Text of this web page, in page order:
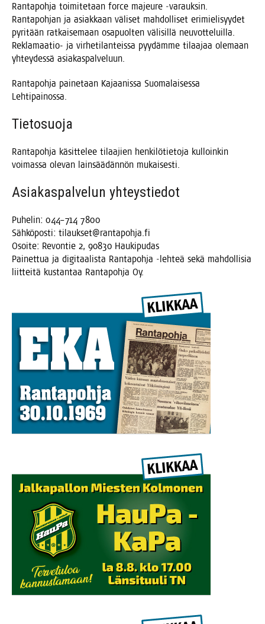
Ran­ta­poh­ja toi­mi­te­taan force majeu­re ‑varauk­sin.
Ran­ta­poh­jan ja asiak­kaan väli­set mah­dol­li­set eri­mie­li­syy­det
pyri­tään rat­kai­se­maan osa­puol­ten väli­sil­lä neu­vot­te­luil­la.
Rekla­maa­tio- ja vir­he­ti­lan­teis­sa pyy­däm­me tilaa­jaa ole­maan
yhtey­des­sä asiakaspalveluun.
Ran­ta­poh­ja pai­ne­taan Kajaa­nis­sa Suo­ma­lai­ses­sa
Lehtipainossa.
Tie­to­suo­ja
Ran­ta­poh­ja käsit­te­lee tilaa­jien hen­ki­lö­tie­to­ja kul­loin­kin
voi­mas­sa ole­van lain­sää­dän­nön mukaisesti.
Asia­kas­pal­ve­lun yhteystiedot
Puhe­lin: 044–714 7800
Säh­kö­pos­ti: tilaukset@rantapohja.fi
Osoi­te: Revon­tie 2, 90830 Haukipudas
Pai­net­tua ja digi­taa­lis­ta Ran­ta­poh­ja ‑leh­teä sekä mah­dol­li­sia
liit­tei­tä kus­tan­taa Ran­ta­poh­ja Oy.